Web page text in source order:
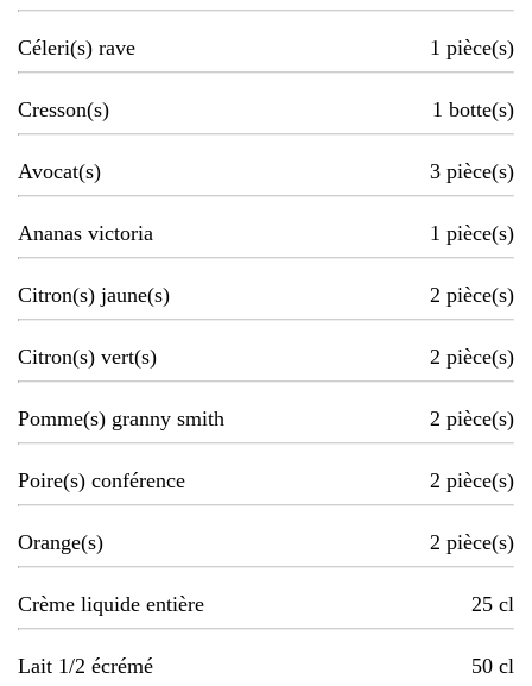
Céleri(s) rave 1 pièce(s)
Cresson(s) 1 botte(s)
Avocat(s) 3 pièce(s)
Ananas victoria 1 pièce(s)
Citron(s) jaune(s) 2 pièce(s)
Citron(s) vert(s) 2 pièce(s)
Pomme(s) granny smith 2 pièce(s)
Poire(s) conférence 2 pièce(s)
Orange(s) 2 pièce(s)
Crème liquide entière 25 cl
Lait 1/2 écrémé 50 cl